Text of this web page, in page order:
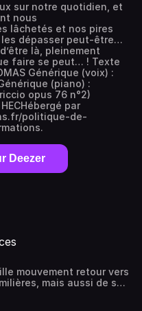
sur notre quotidien, et
nous
lâchetés et nos pires
dépasser peut-être…
là, pleinement
faire se peut… ! Texte
Générique (voix) :
(piano) :
opus 76 n°2)
par
politique-de-
Deezer
mouvement retour vers
mais aussi de se
la lumière, et tout ce qui
et nous